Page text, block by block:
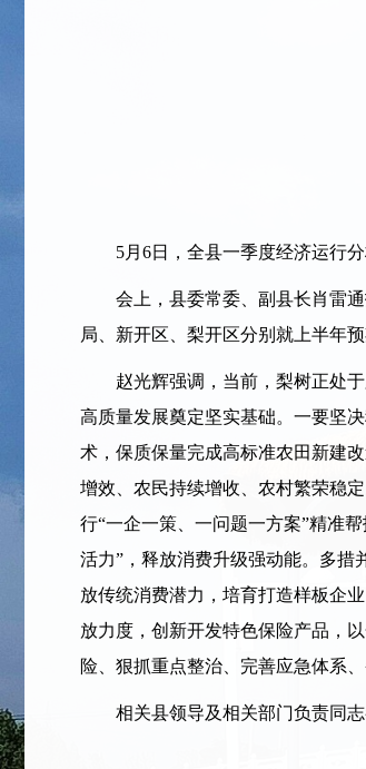
5月6日，全县一季度经济运行分
会上，县委常委、副县长肖雷通
局、新开区、梨开区分别就上半年
赵光辉强调，当前，梨树正处于
高质量发展奠定坚实基础。一要坚
术，保质保量完成高标准农田新建
增效、农民持续增收、农村繁荣稳
行“一企一策、一问题一方案”精准
活力”，释放消费升级强动能。多措
放传统消费潜力，培育打造样板企
放力度，创新开发特色保险产品，
险、狠抓重点整治、完善应急体系
相关县领导及相关部门负责同志